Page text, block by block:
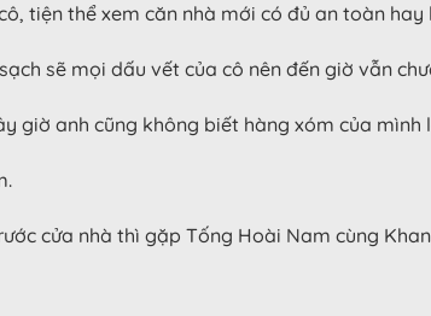
tiện thể xem căn nhà mới có đủ an toàn hay
sẽ mọi dấu vết của cô nên đến giờ vẫn
giờ anh cũng không biết hàng xóm của mình
cửa nhà thì gặp Tống Hoài Nam cùng